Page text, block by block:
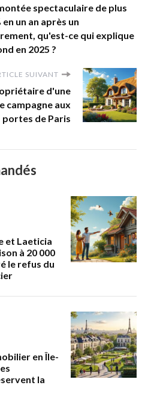
spectaculaire de plus
en un an après un
qu'est-ce qui explique
en 2025 ?
SUIVANT
d'une
campagne aux
portes de Paris
et Laeticia
à 20 000
le refus du
en Île-
la